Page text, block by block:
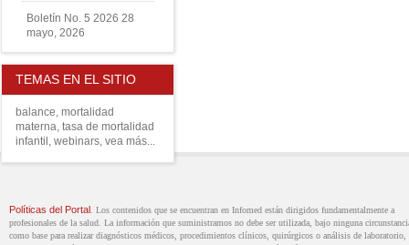
Boletín No. 5 2026 28
mayo, 2026
TEMAS EN EL SITIO
balance, mortalidad
materna, tasa de mortalidad
infantil , webinars, vea más...
Políticas del Portal . Los contenidos que se encuentran en Infomed están dirigidos fundamentalmente a
profesionales de la salud. La información que suministramos no debe ser utilizada, bajo ninguna
como base para realizar diagnósticos médicos, procedimientos clínicos, quirúrgicos o análisis de laboratorio,